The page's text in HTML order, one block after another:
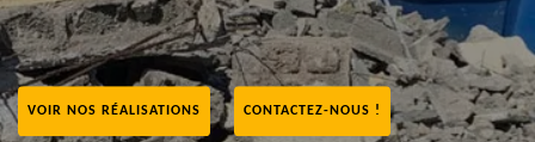
VOIR NOS RÉALISATIONS CONTACTEZ-NOUS !